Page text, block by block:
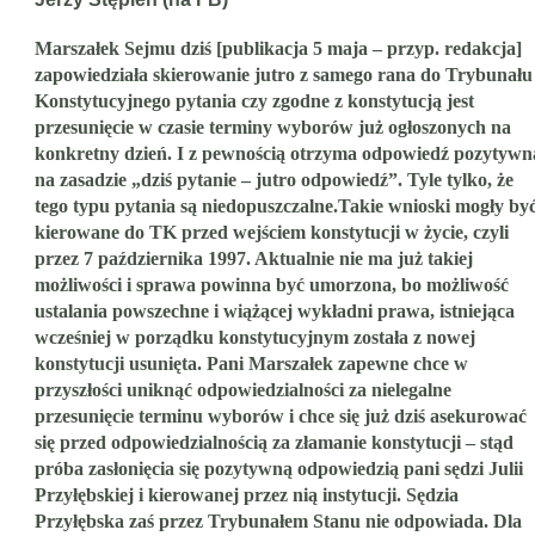
Marszałek Sejmu dziś [publikacja 5 maja – przyp. redakcja]
zapowiedziała skierowanie jutro z samego rana do Trybunału
Konstytucyjnego pytania czy zgodne z konstytucją jest
przesunięcie w czasie terminy wyborów już ogłoszonych na
konkretny dzień. I z pewnością otrzyma odpowiedź
na zasadzie „dziś pytanie – jutro odpowiedź”. Tyle tylko, że
tego typu pytania są niedopuszczalne.Takie wnioski mogły
kierowane do TK przed wejściem konstytucji w życie, czyli
przez 7 października 1997. Aktualnie nie ma już takiej
możliwości i sprawa powinna być umorzona, bo możliwość
ustalania powszechne i wiążącej wykładni prawa, istniejąca
wcześniej w porządku konstytucyjnym została z nowej
konstytucji usunięta. Pani Marszałek zapewne chce w
przyszłości uniknąć odpowiedzialności za nielegalne
przesunięcie terminu wyborów i chce się już dziś asekurować
się przed odpowiedzialnością za złamanie konstytucji – stąd
próba zasłonięcia się pozytywną odpowiedzią pani sędzi Julii
Przyłębskiej i kierowanej przez nią instytucji. Sędzia
Przyłębska zaś przez Trybunałem Stanu nie odpowiada. Dla